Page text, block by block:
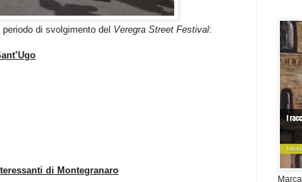
di svolgimento del Veregra Street Festival:
di Montegranaro
Marca